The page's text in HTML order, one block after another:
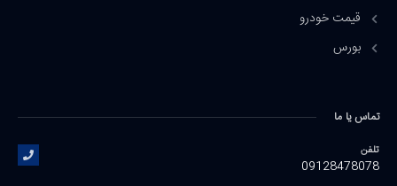
قیمت خودرو
بورس
تماس یا ما
تلفن
09128478078